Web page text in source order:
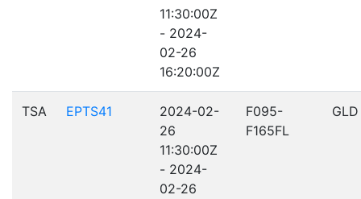
11:30:00Z
- 2024-
02-26
16:20:00Z
TSA EPTS41
2024-02-
26
11:30:00Z
- 2024-
02-26
F095-
F165FL
GLD